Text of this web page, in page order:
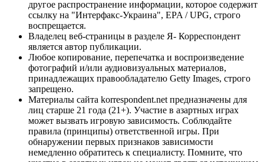
другое распространение информации, которое содержит
ссылку на "Интерфакс-Украина", EPA / UPG, строго
воспрещается.
Владелец веб-страницы в разделе Я- Корреспондент
является автор публикации.
Любое копирование, перепечатка и воспроизведение
фотографий и/или аудиовизуальных материалов,
принадлежащих правообладателю Getty Images, строго
запрещено.
Материалы сайта korrespondent.net предназначены для
лиц старше 21 года (21+). Участие в азартных играх
может вызвать игровую зависимость. Соблюдайте
правила (принципы) ответственной игры. При
обнаружении первых признаков зависимости
немедленно обратитесь к специалисту. Помните, что